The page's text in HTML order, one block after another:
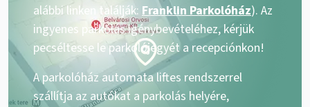
alábbi linken találják: Franklin Parkolóház). Az
ingyenes parkolás igénybevételéhez, kérjük
pecséltesse le parkolójegyét a recepciónkon!
A parkolóház automata liftes rendszerrel
szállítja az autókat a parkolás helyére,